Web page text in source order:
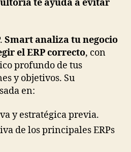
te ayuda a evitar
Smart analiza tu negocio
el ERP correcto, con
profundo de tus
y objetivos. Su
en:
y estratégica previa.
de los principales ERPs